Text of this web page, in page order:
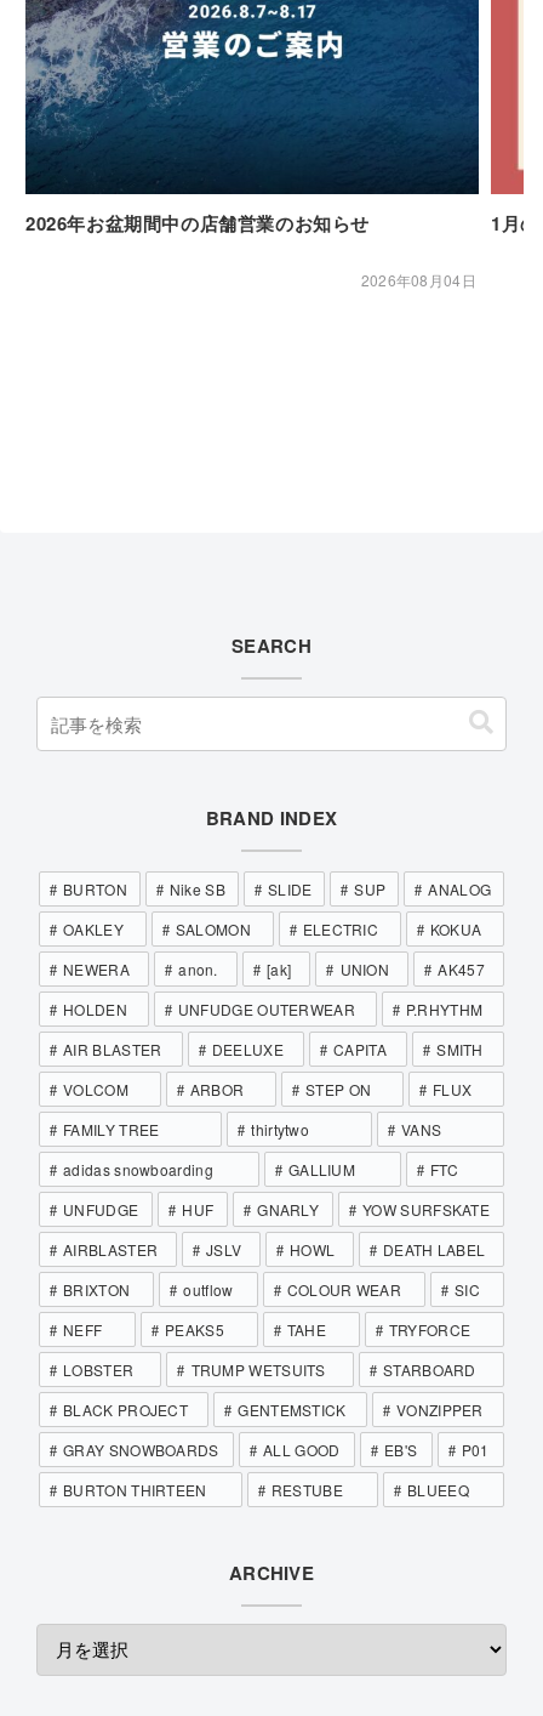
2026年お盆期間中の店舗営業のお知らせ
2026年08月04日
1月
SEARCH
BRAND INDEX
BURTON Nike SB SLIDE SUP
ANALOG
OAKLEY
SALOMON ELECTRIC
KOKUA
NEWERA
anon. [ak] UNION
AK457
HOLDEN
UNFUDGE OUTERWEAR
P.RHYTHM
AIR BLASTER
DEELUXE CAPITA
SMITH
VOLCOM
ARBOR STEP ON
FLUX
FAMILY TREE
thirtytwo
VANS
adidas snowboarding
GALLIUM
FTC
UNFUDGE
HUF GNARLY
YOW SURFSKATE
AIRBLASTER
JSLV HOWL
DEATH LABEL
BRIXTON
outflow COLOUR WEAR
SIC
NEFF
PEAKS5 TAHE
TRYFORCE
LOBSTER
TRUMP WETSUITS
STARBOARD
BLACK PROJECT
GENTEMSTICK
VONZIPPER
GRAY SNOWBOARDS
ALL GOOD EB'S
P01
BURTON THIRTEEN
RESTUBE BLUEEQ
ARCHIVE